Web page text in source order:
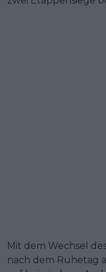
Mit dem Wechsel
nach dem Ruhetag